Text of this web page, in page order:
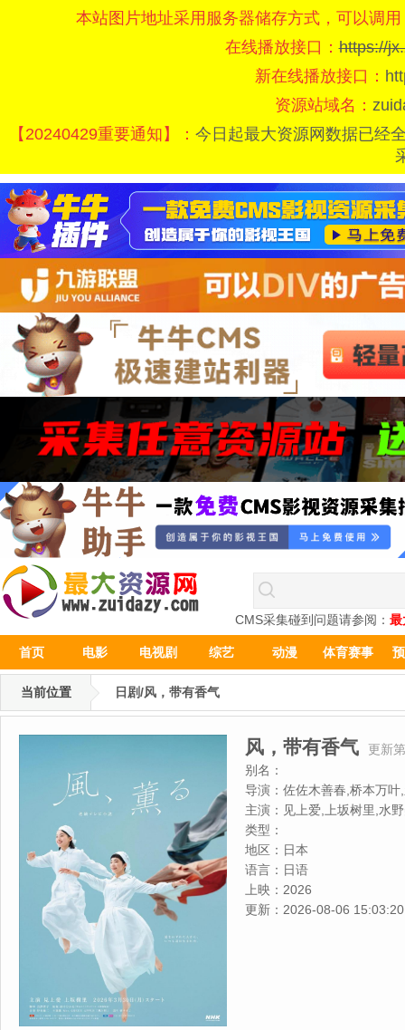
本站图片地址采用服务器储存方式，可以调
在线播放接口：https://
新在线播放接口：
资源站域名：
【20240429重要通知】： 今日起最大资源网数据已经
CMS采集碰到问题请参阅： 最
首页 电影 电视剧 综艺 动漫 体育赛事
当前位置 日剧/风，带有香气
风，带有香气
更新
别名：
导演： 佐佐木善春,桥本万
主演： 见上爱,上坂树里,水
津崎史郎,岩瀬顕子,三浦贵
や,原田泰造,北村一辉,佐野
内田慈,小倉史也,片冈鹤太
部未华子,高岛政宏,二田絢
子,生田绘梨花,菊池亚希子,
类型：
地区： 日本
语言： 日语
上映： 2026
更新： 2026-08-06 15:03:20